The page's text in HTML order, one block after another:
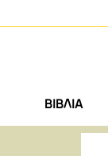
ΒΙΒΛΙΑ